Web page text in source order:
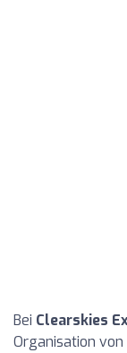
Bei Clearskies
Organisation